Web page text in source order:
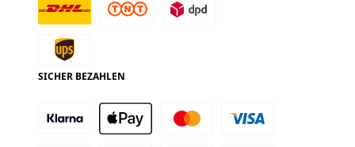
SICHER BEZAHLEN